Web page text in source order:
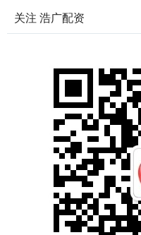
关注 浩广配资